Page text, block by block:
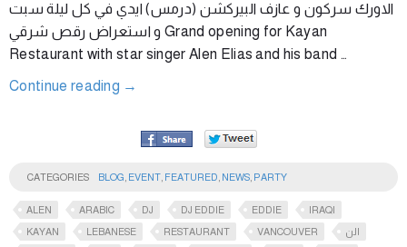
الاورك سركون و عازف البيركشن (درمس) ايدي في كل ليلة سبت
و استعراض رقص شرقي Grand opening for Kayan
Restaurant with star singer Alen Elias and his band …
Continue reading →
CATEGORIES BLOG EVENT FEATURED NEWS PARTY
ALEN ARABIC DJ DJ EDDIE EDDIE
IRAQI
KAYAN
LEBANESE RESTAURANT VANCOUVER
الن